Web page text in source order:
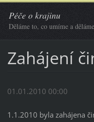
Péče o krajinu
Děláme to, co umíme a
Zahájení
01.01.2010 00:00
1.1.2010 byla zahájena